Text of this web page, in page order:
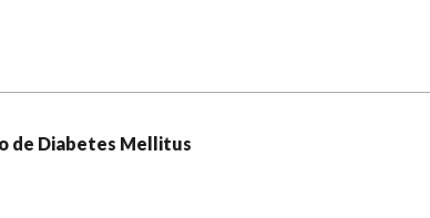
de Diabetes Mellitus